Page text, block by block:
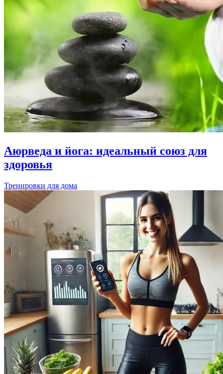
Аюрведа и йога: идеальный союз для
здоровья
Тренировки для дома